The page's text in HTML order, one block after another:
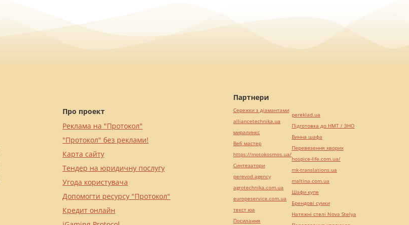
Про проект
Реклама на "Протокол"
"Протокол" без реклами!
Карта сайту
Тендер на юридичну послугу
Угода користувача
Допомогти ресурсу "Протокол"
Кредит онлайн
Партнери
Сережки з діамантами
alliancetechnika.ua
миралинкс
Веб мастер
https://motokosmos.ua/
Синтезатори
perevod.agency
agrotechnika.com.ua
europeservice.com.ua
текст юа
Посилання
pereklad.ua
Підготовка до НМТ / ЗНО
Винна шафа
Перевезення хворих
hospice-life.com.ua/
mk-translations.ua
maltina.com.ua
Шафи купе
Брендові сумки
Натяжні стелі Nova Stelya